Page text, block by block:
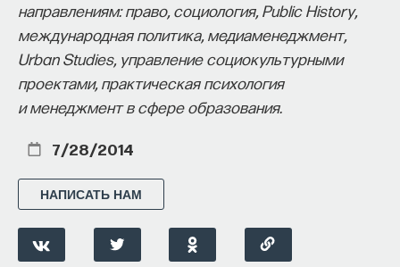
направлениям: право, социология, Public History,
международная политика, медиаменеджмент,
Urban Studies, управление социокультурными
проектами, практическая психология
и менеджмент в сфере образования.
7/28/2014
НАПИСАТЬ НАМ